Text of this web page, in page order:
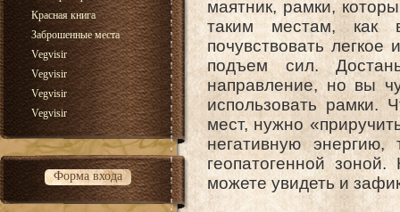
Красная книга
Заброшенные места
Vegvisir
Vegvisir
Vegvisir
Vegvisir
Форма входа
маятник, рамки,
таким местам, как
почувствовать
подъем сил.
направление, но вы
использовать рамки.
мест, нужно
негативную
геопатогенной
можете увидеть и